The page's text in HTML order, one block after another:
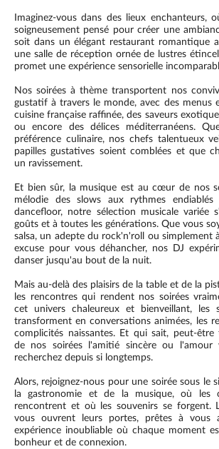
Imaginez-vous dans des lieux enchanteurs,
soigneusement pensé pour créer une
soit dans un élégant restaurant romantique au bord de l'eau ou
une salle de réception ornée de lustres
promet une expérience sensorielle
Nos soirées à thème transportent nos
gustatif à travers le monde, avec des menus
cuisine française raffinée, des saveurs
ou encore des délices méditerranéens.
préférence culinaire, nos chefs talentueux
papilles gustatives soient comblées et que
un ravissement.
Et bien sûr, la musique est au cœur de nos
mélodie des slows aux rythmes
dancefloor, notre sélection musicale variée
goûts et à toutes les générations. Que vous
salsa, un adepte du rock'n'roll ou simplement
excuse pour vous déhancher, nos DJ
danser jusqu'au bout de la nuit.
Mais au-delà des plaisirs de la table et de la
les rencontres qui rendent nos soirées
cet univers chaleureux et bienveillant, les
transforment en conversations animées, les
complicités naissantes. Et qui sait, peut-être
de nos soirées l'amitié sincère ou l'amour
recherchez depuis si longtemps.
Alors, rejoignez-nous pour une soirée sous le
la gastronomie et de la musique, où les
rencontrent et où les souvenirs se forgent.
vous ouvrent leurs portes, prêtes à vous
expérience inoubliable où chaque moment
bonheur et de connexion.